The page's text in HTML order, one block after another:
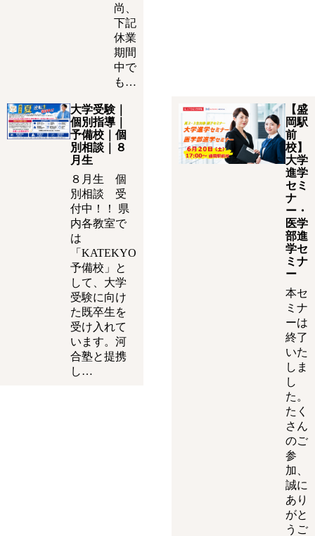
尚、
下記
休業
期間
中で
も…
大学受験｜
個別指導｜
予備校｜個
別相談｜８
月生
８月生 個
別相談 受
付中！！ 県
内各教室で
は
「KATEKYO
予備校」と
して、大学
受験に向け
た既卒生を
受け入れて
います。河
合塾と提携
し…
【盛
岡駅
前
校】
大学
進学
セミ
ナ
ー・
医学
部進
学セ
ミナ
ー
本セ
ミナ
ーは
終了
いた
しま
し
た。
たく
さん
のご
参
加、
誠に
あり
がと
うご